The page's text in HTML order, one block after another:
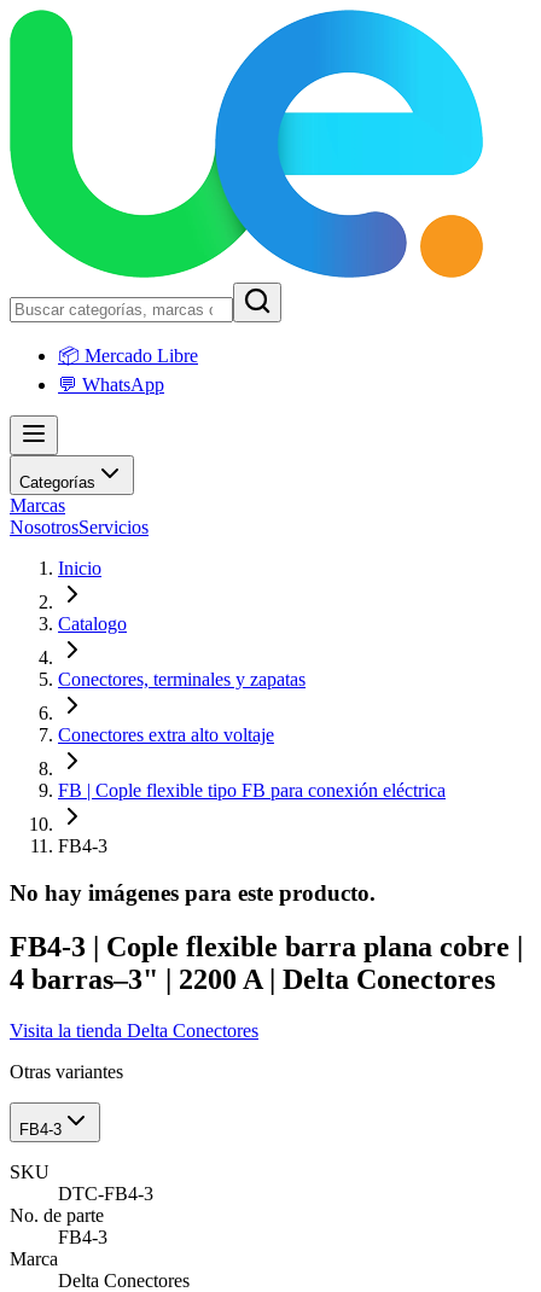
📦 Mercado Libre
💬 WhatsApp
Categorías
Marcas
NosotrosServicios
Inicio
Catalogo
Conectores, terminales y zapatas
Conectores extra alto voltaje
FB | Cople flexible tipo FB para conexión eléctrica
FB4-3
No hay imágenes para este producto.
FB4-3 | Cople flexible barra plana cobre |
4 barras–3" | 2200 A | Delta Conectores
Visita la tienda Delta Conectores
Otras variantes
FB4-3
SKU
DTC-FB4-3
No. de parte
FB4-3
Marca
Delta Conectores